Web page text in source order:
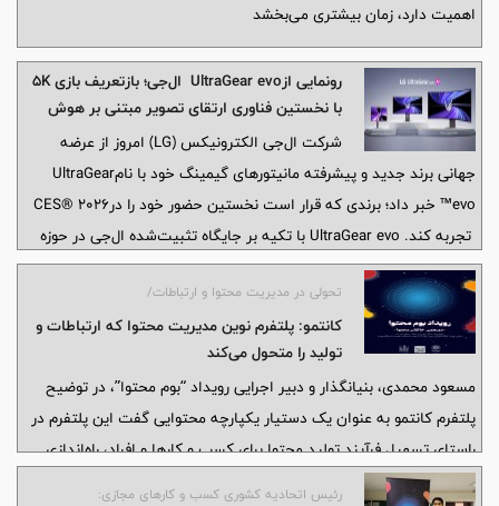
اهمیت دارد، زمان بیشتری می‌بخشد
رونمایی ازUltraGear evo ال‌جی؛ بازتعریف بازی 5K
با نخستین فناوری ارتقای تصویر مبتنی بر هوش
مصنوعی در جهان/گسترش مرزهای بازی با وضوح‌بالا
با مجموعه‌ای جدید شامل نمایشگرهای
OLED،MiniLED نسل جدید و مدل‌های فوق‌عریض
شرکت ال‌جی الکترونیکس (LG) امروز از عرضه
جهانی برند جدید و پیشرفته مانیتورهای گیمینگ خود با نامUltraGear
evo™ خبر داد؛ برندی که قرار است نخستین حضور خود را درCES® 2026
تجربه کند. UltraGear evo با تکیه بر جایگاه تثبیت‌شده ال‌جی در حوزه
نمایشگرهای گیمینگ 5K و 5K2K، مرزهای بازی با وضوح‌بالا را گسترش
می‌دهد و با ارائه مجموعه‌ای از مانیتورهای 5K و بالاتر در قالب‌های
OLED،MiniLED نسل جدید و فوق‌عریض، ترکیبی از وضوح بسیار بالا،
سرعت و غوطه‌وری را در قالب‌های متنوع فراهم می‌کند. نخستین سری
UltraGear evo شامل سه مدل پرچم‌دار 39GX950B، 27GM950B و
52G930B است که همگی بر پایه‌ای مشترک از برتری در وضوح تصویر
شکل گرفته‌اند.
تحولی در مدیریت محتوا و ارتباطات/
کانتمو: پلتفرم نوین مدیریت محتوا که ارتباطات و
تولید را متحول می‌کند
مسعود محمدی، بنیانگذار و دبیر اجرایی رویداد “بوم محتوا”، در توضیح
پلتفرم کانتمو به عنوان یک دستیار یکپارچه محتوایی گفت این پلتفرم در
راستای تسهیل فرآیند تولید محتوا برای کسب و کارها و افراد، راه‌اندازی
شده است.
رئیس اتحادیه کشوری کسب و کارهای مجازی: